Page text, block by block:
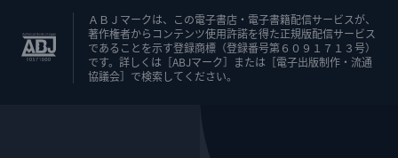
ＡＢＪマークは、この電子書店・電子書籍配信サービスが、
著作権者からコンテンツ使用許諾を得た正規版配信サービス
であることを示す登録商標（登録番号第６０９１７１３号）
です。詳しくは［ABJマーク］または［電子出版制作・流通
協議会］で検索してください。